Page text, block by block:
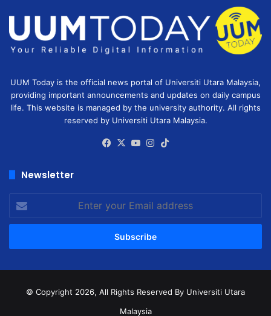
UUM Today is the official news portal of Universiti Utara Malaysia,
providing important announcements and updates on daily campus
life. This website is managed by the university authority. All rights
reserved by Universiti Utara Malaysia.
Facebook
X YouTubeInstagram
Newsletter
your
Email
© Copyright 2026, All Rights Reserved By Universiti Utara
Malaysia